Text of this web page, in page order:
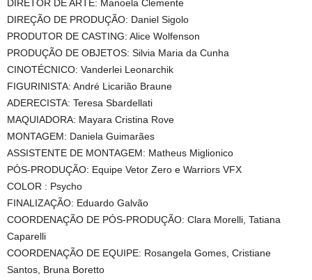
DIRETOR DE ARTE: Manoela Clemente
DIREÇÃO DE PRODUÇÃO: Daniel Sigolo
PRODUTOR DE CASTING: Alice Wolfenson
PRODUÇÃO DE OBJETOS: Silvia Maria da Cunha
CINOTÉCNICO: Vanderlei Leonarchik
FIGURINISTA: André Licarião Braune
ADERECISTA: Teresa Sbardellati
MAQUIADORA: Mayara Cristina Rove
MONTAGEM: Daniela Guimarães
ASSISTENTE DE MONTAGEM: Matheus Miglionico
PÓS-PRODUÇÃO: Equipe Vetor Zero e Warriors VFX
COLOR : Psycho
FINALIZAÇÃO: Eduardo Galvão
COORDENAÇÃO DE PÓS-PRODUÇÃO: Clara Morelli, Tatiana
Caparelli
COORDENAÇÃO DE EQUIPE: Rosangela Gomes, Cristiane
Santos, Bruna Boretto